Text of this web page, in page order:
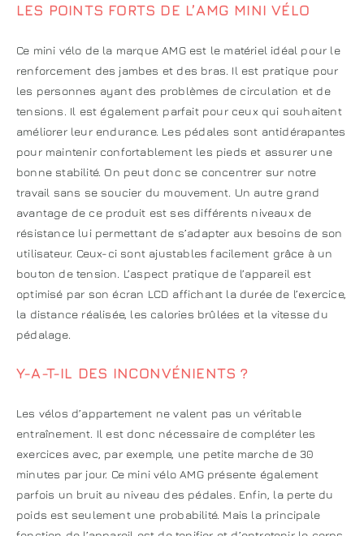
LES POINTS FORTS DE L’AMG MINI VÉLO
Ce mini vélo de la marque AMG est le matériel idéal pour le
renforcement des jambes et des bras. Il est pratique pour
les personnes ayant des problèmes de circulation et de
tensions. Il est également parfait pour ceux qui souhaitent
améliorer leur endurance. Les pédales sont antidérapantes
pour maintenir confortablement les pieds et assurer une
bonne stabilité. On peut donc se concentrer sur notre
travail sans se soucier du mouvement. Un autre grand
avantage de ce produit est ses différents niveaux de
résistance lui permettant de s’adapter aux besoins de son
utilisateur. Ceux-ci sont ajustables facilement grâce à un
bouton de tension. L’aspect pratique de l’appareil est
optimisé par son écran LCD affichant la durée de l’exercice,
la distance réalisée, les calories brûlées et la vitesse du
pédalage.
Y-A-T-IL DES INCONVÉNIENTS ?
Les vélos d’appartement ne valent pas un véritable
entraînement. Il est donc nécessaire de compléter les
exercices avec, par exemple, une petite marche de 30
minutes par jour. Ce mini vélo AMG présente également
parfois un bruit au niveau des pédales. Enfin, la perte du
poids est seulement une probabilité. Mais la principale